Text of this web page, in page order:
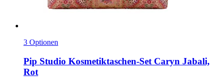
3 Optionen
Pip Studio Kosmetiktaschen-​Set Caryn Jabali,
Rot